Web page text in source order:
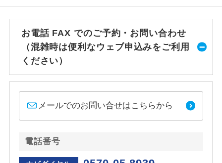
お電話 FAX でのご予約・お問い合わせ
（混雑時は便利なウェブ申込みをご利用
ください）
メールでのお問い合せはこちらから
電話番号